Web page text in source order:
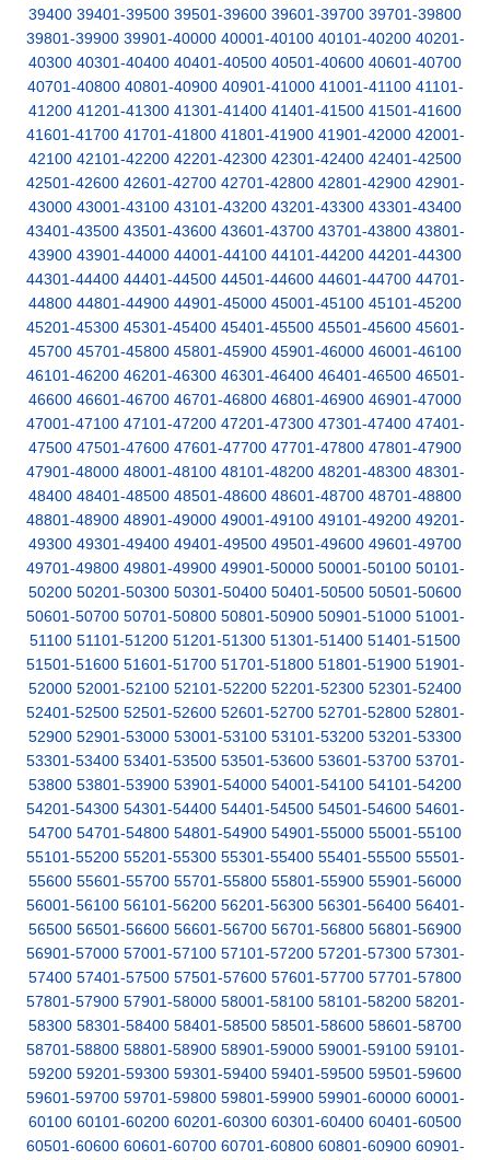
39400 39401-39500 39501-39600 39601-39700 39701-39800
39801-39900 39901-40000 40001-40100 40101-40200 40201-
40300 40301-40400 40401-40500 40501-40600 40601-40700
40701-40800 40801-40900 40901-41000 41001-41100 41101-
41200 41201-41300 41301-41400 41401-41500 41501-41600
41601-41700 41701-41800 41801-41900 41901-42000 42001-
42100 42101-42200 42201-42300 42301-42400 42401-42500
42501-42600 42601-42700 42701-42800 42801-42900 42901-
43000 43001-43100 43101-43200 43201-43300 43301-43400
43401-43500 43501-43600 43601-43700 43701-43800 43801-
43900 43901-44000 44001-44100 44101-44200 44201-44300
44301-44400 44401-44500 44501-44600 44601-44700 44701-
44800 44801-44900 44901-45000 45001-45100 45101-45200
45201-45300 45301-45400 45401-45500 45501-45600 45601-
45700 45701-45800 45801-45900 45901-46000 46001-46100
46101-46200 46201-46300 46301-46400 46401-46500 46501-
46600 46601-46700 46701-46800 46801-46900 46901-47000
47001-47100 47101-47200 47201-47300 47301-47400 47401-
47500 47501-47600 47601-47700 47701-47800 47801-47900
47901-48000 48001-48100 48101-48200 48201-48300 48301-
48400 48401-48500 48501-48600 48601-48700 48701-48800
48801-48900 48901-49000 49001-49100 49101-49200 49201-
49300 49301-49400 49401-49500 49501-49600 49601-49700
49701-49800 49801-49900 49901-50000 50001-50100 50101-
50200 50201-50300 50301-50400 50401-50500 50501-50600
50601-50700 50701-50800 50801-50900 50901-51000 51001-
51100 51101-51200 51201-51300 51301-51400 51401-51500
51501-51600 51601-51700 51701-51800 51801-51900 51901-
52000 52001-52100 52101-52200 52201-52300 52301-52400
52401-52500 52501-52600 52601-52700 52701-52800 52801-
52900 52901-53000 53001-53100 53101-53200 53201-53300
53301-53400 53401-53500 53501-53600 53601-53700 53701-
53800 53801-53900 53901-54000 54001-54100 54101-54200
54201-54300 54301-54400 54401-54500 54501-54600 54601-
54700 54701-54800 54801-54900 54901-55000 55001-55100
55101-55200 55201-55300 55301-55400 55401-55500 55501-
55600 55601-55700 55701-55800 55801-55900 55901-56000
56001-56100 56101-56200 56201-56300 56301-56400 56401-
56500 56501-56600 56601-56700 56701-56800 56801-56900
56901-57000 57001-57100 57101-57200 57201-57300 57301-
57400 57401-57500 57501-57600 57601-57700 57701-57800
57801-57900 57901-58000 58001-58100 58101-58200 58201-
58300 58301-58400 58401-58500 58501-58600 58601-58700
58701-58800 58801-58900 58901-59000 59001-59100 59101-
59200 59201-59300 59301-59400 59401-59500 59501-59600
59601-59700 59701-59800 59801-59900 59901-60000 60001-
60100 60101-60200 60201-60300 60301-60400 60401-60500
60501-60600 60601-60700 60701-60800 60801-60900 60901-